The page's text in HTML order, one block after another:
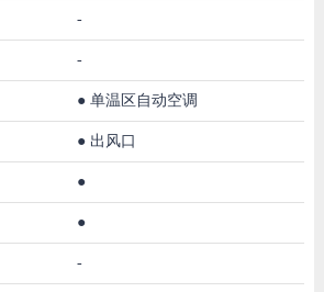
-
-
● 单温区自动空调
● 出风口
●
●
-